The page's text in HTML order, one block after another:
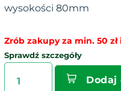
wysokości 80mm
Zrób zakupy za min. 50
Sprawdź szczegóły
Dodaj